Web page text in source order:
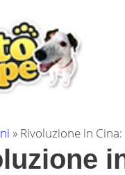
» Rivoluzione in